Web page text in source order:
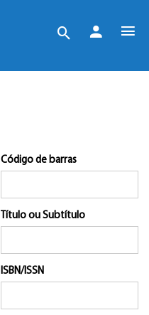
Código de barras
Título ou Subtítulo
ISBN/ISSN